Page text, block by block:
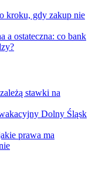
kroku, gdy zakup nie
a ostateczna: co bank
stawki na
Dolny Śląsk
prawa ma